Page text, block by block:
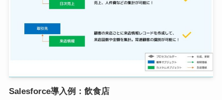
Salesforce導入例：飲食店